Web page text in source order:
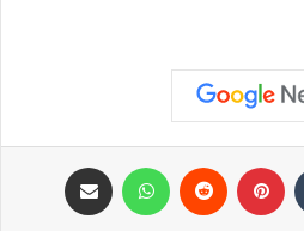
بينتيريست واتساب